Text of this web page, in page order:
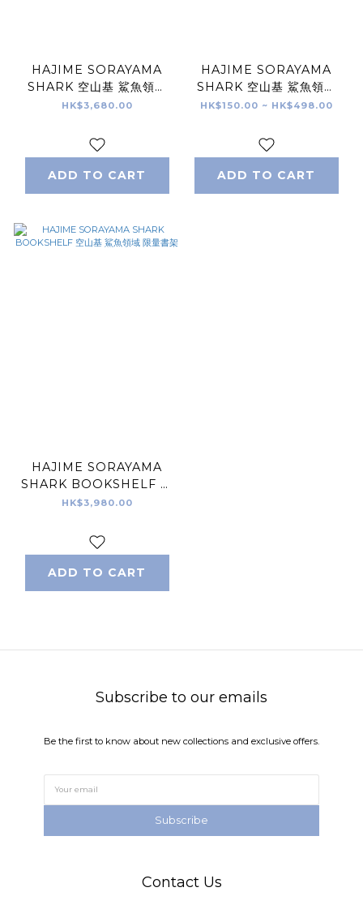
HAJIME SORAYAMA
SHARK 空山基 鯊魚領域
限量雕塑
HK$3,680.00
ADD TO CART
HAJIME SORAYAMA
SHARK 空山基 鯊魚領域
鯊魚海豚 鎖匙扣
HK$150.00 ~ HK$498.00
ADD TO CART
HAJIME SORAYAMA
SHARK BOOKSHELF 空
山基 鯊魚領域 限量書架
HK$3,980.00
ADD TO CART
Subscribe to our emails
Be the first to know about new collections and exclusive offers.
Subscribe
Contact Us